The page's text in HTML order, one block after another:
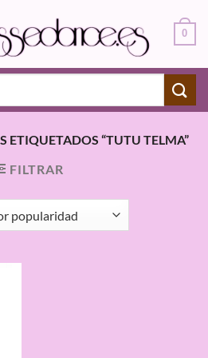
0
ETIQUETADOS “TUTU TELMA”
FILTRAR